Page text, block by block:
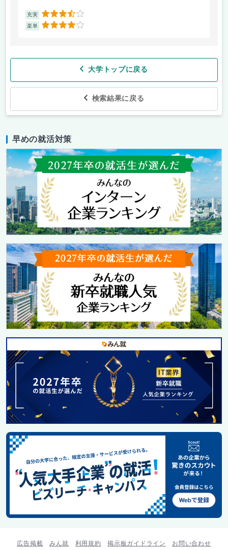
充実 3.5
楽単 4
大学トップに戻る
検索結果に戻る
早めの就活対策
広告掲載 みん就 利用規約 掲示板ガイドライン お問い合わせ